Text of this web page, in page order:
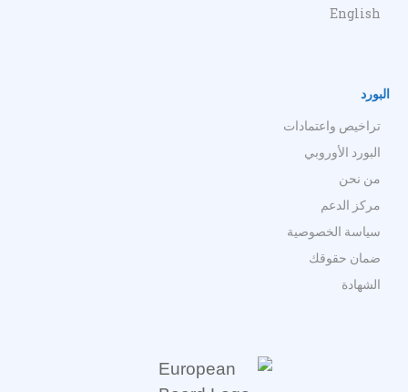
English
البورد
تراخيص واعتمادات
البورد الأوروبي
من نحن
مركز الدعم
سياسة الخصوصية
ضمان حقوقك
الشهادة